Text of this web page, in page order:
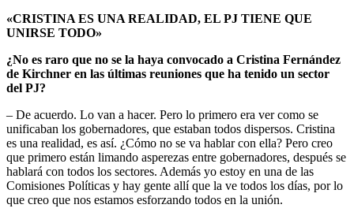
«CRISTINA ES UNA REALIDAD, EL PJ TIENE QUE
UNIRSE TODO»
¿No es raro que no se la haya convocado a Cristina Fernández
de Kirchner en las últimas reuniones que ha tenido un sector
del PJ?
– De acuerdo. Lo van a hacer. Pero lo primero era ver como se
unificaban los gobernadores, que estaban todos dispersos. Cristina
es una realidad, es así. ¿Cómo no se va hablar con ella? Pero creo
que primero están limando asperezas entre gobernadores, después se
hablará con todos los sectores. Además yo estoy en una de las
Comisiones Políticas y hay gente allí que la ve todos los días, por lo
que creo que nos estamos esforzando todos en la unión.